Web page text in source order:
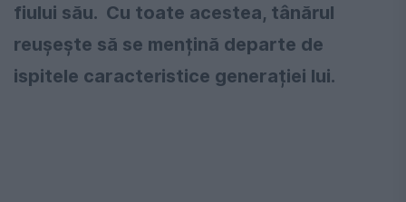
fiului său. Cu toate acestea, tânărul
reușește să se mențină departe de
ispitele caracteristice generației lui.